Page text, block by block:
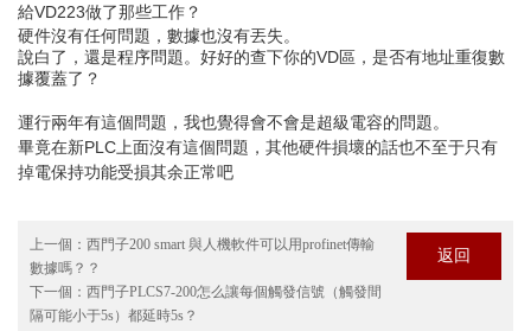
給VD223做了那些工作？
硬件沒有任何問題，數據也沒有丟失。
說白了，還是程序問題。好好的查下你的VD區，是否有地址重復數
據覆蓋了？
運行兩年有這個問題，我也覺得會不會是超級電容的問題。
畢竟在新PLC上面沒有這個問題，其他硬件損壞的話也不至于只有
掉電保持功能受損其余正常吧
上一個： 西門子200 smart 與人機軟件可以用profinet傳輸
數據嗎？？
下一個： 西門子PLCS7-200怎么讓每個觸發信號（觸發間
隔可能小于5s）都延時5s？
返回